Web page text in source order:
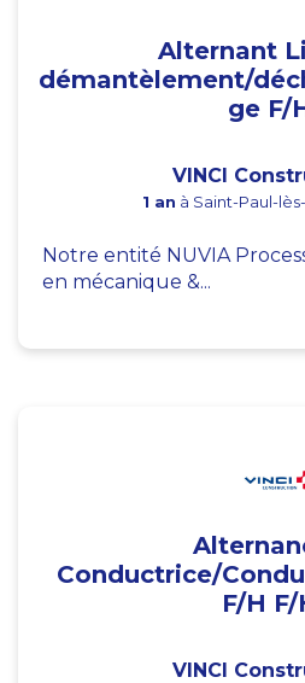
Alternant
démantèlement/
ge F/
VINCI
1 an à Saint-Paul-
Notre entité NUVIA
en mécanique &...
Conductrice/
F/H F/
VINCI